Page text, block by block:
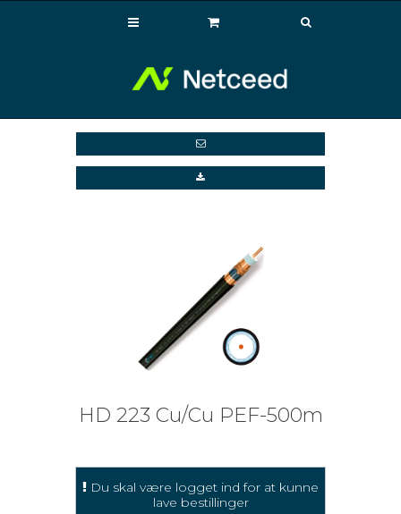
HD 223 Cu/Cu PEF-500m
Du skal være logget ind for at kunne
lave bestillinger